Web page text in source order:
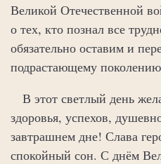
Великой Отечественной
о тех, кто познал все
обязательно оставим и
подрастающему
В этот светлый день
здоровья, успехов,
завтрашнем дне! Слава
спокойный сон. С днём